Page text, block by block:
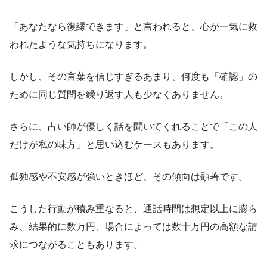
「あなたなら復縁できます」と言われると、心が一気に救
われたような気持ちになります。
しかし、その言葉を信じすぎるあまり、何度も「確認」の
ために同じ質問を繰り返す人も少なくありません。
さらに、占い師が優しく話を聞いてくれることで「この人
だけが私の味方」と思い込むケースもあります。
孤独感や不安感が強いときほど、その傾向は顕著です。
こうした行動が積み重なると、通話時間は想定以上に膨ら
み、結果的に数万円、場合によっては数十万円の高額な請
求につながることもあります。